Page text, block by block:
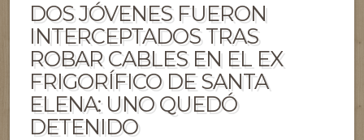
DOS JÓVENES FUERON
INTERCEPTADOS TRAS
ROBAR CABLES EN EL EX
FRIGORÍFICO DE SANTA
ELENA: UNO QUEDÓ
DETENIDO